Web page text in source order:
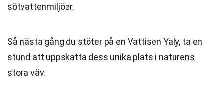
sötvattenmiljöer.
Så nästa gång du stöter på en Vattisen Yaly, ta en
stund att uppskatta dess unika plats i naturens
stora väv.